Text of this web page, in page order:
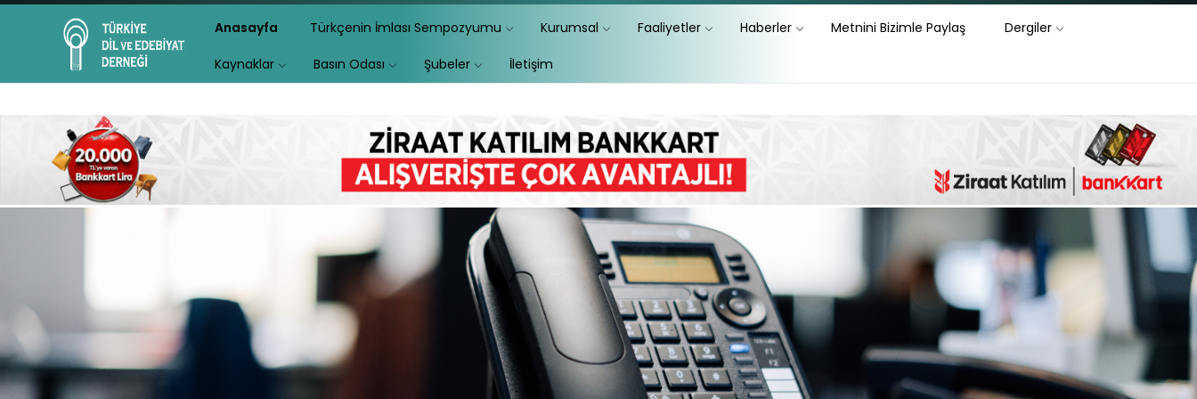
Anasayfa Türkçenin İmlası Sempozyumu Kurumsal Faaliyetler Haberler Metnini Bizimle Paylaş Dergiler
Kaynaklar Basın Odası Şubeler İletişim